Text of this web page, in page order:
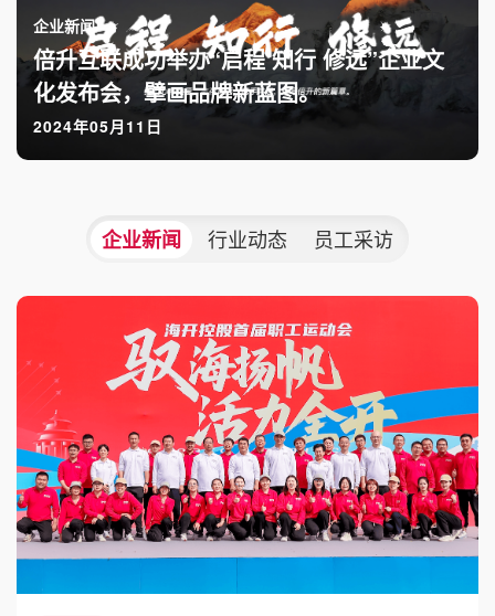
企业新闻
倍升互联成功举办“启程 知行 修远”企业文
化发布会，擘画品牌新蓝图。
2024年05月11日
企业新闻 行业动态 员工采访